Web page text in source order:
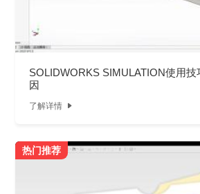
SOLIDWORKS SIMULATION使用
因
了解详情 
热门推荐